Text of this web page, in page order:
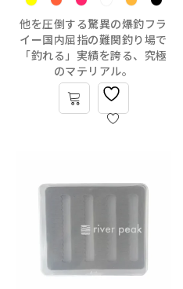
他を圧倒する驚異の爆釣フラ
イー国内屈指の難関釣り場で
「釣れる」実績を誇る、究極
のマテリアル。